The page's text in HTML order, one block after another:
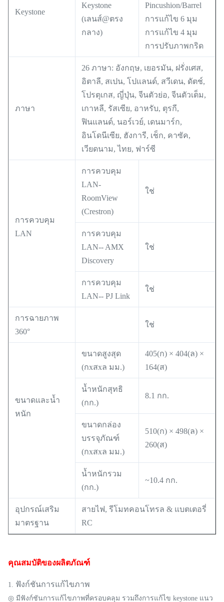
Keystone
Keystone
(เลนส์@ตรง
กลาง)
Pincushion/Barrel
การแก้ไข 6 มุม
การแก้ไข 4 มุม
การปรับภาพกริด
ภาษา
26 ภาษา: อังกฤษ, เยอรมัน, ฝรั่งเศส,
อิตาลี, สเปน, โปแลนด์, สวีเดน, ดัตช์,
โปรตุเกส, ญี่ปุ่น, จีนตัวย่อ, จีนตัวเต็ม,
เกาหลี, รัสเซีย, อาหรับ, ตุรกี,
ฟินแลนด์, นอร์เวย์, เดนมาร์ก,
อินโดนีเซีย, ฮังการี, เช็ก, คาซัค,
เวียดนาม, ไทย, ฟาร์ซี
การควบคุม
LAN
การควบคุม
LAN-
RoomView
(Crestron)
ใช่
การควบคุม
LAN-- AMX
Discovery
ใช่
การควบคุม
LAN-- PJ Link
ใช่
การฉายภาพ
360°
ใช่
ขนาดและน้ำ
หนัก
ขนาดสูงสุด
(กxสxล มม.)
405(ก) × 404(ล) ×
164(ส)
น้ำหนักสุทธิ
(กก.)
8.1 กก.
ขนาดกล่อง
บรรจุภัณฑ์
(กxสxล มม.)
510(ก) × 498(ล) ×
260(ส)
น้ำหนักรวม
(กก.)
~10.4 กก.
อุปกรณ์เสริม
มาตรฐาน
สายไฟ, รีโมทคอนโทรล & แบตเตอรี่
RC
คุณสมบัติของผลิตภัณฑ์
1. ฟังก์ชันการแก้ไขภาพ
◎ มีฟังก์ชันการแก้ไขภาพที่ครอบคลุม รวมถึงการแก้ไข keystone แนว